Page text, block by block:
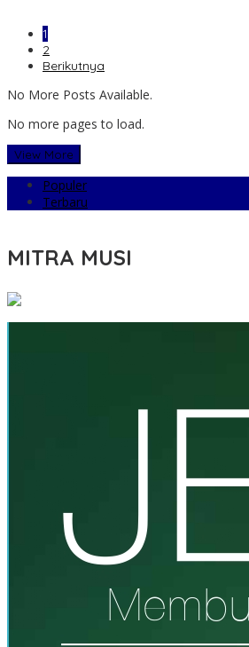
1
2
Berikutnya
No More Posts Available.
No more pages to load.
View More
Populer
Terbaru
MITRA MUSI